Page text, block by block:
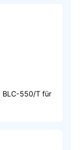
BLC-550/T für